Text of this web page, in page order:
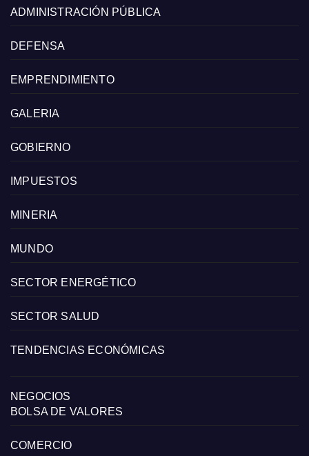
ADMINISTRACIÓN PÚBLICA
DEFENSA
EMPRENDIMIENTO
GALERIA
GOBIERNO
IMPUESTOS
MINERIA
MUNDO
SECTOR ENERGÉTICO
SECTOR SALUD
TENDENCIAS ECONÓMICAS
NEGOCIOS
BOLSA DE VALORES
COMERCIO